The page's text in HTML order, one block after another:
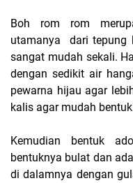
Boh rom rom
utamanya
dari tepung
sangat mudah sekali.
dengan sedikit air
pewarna hijau agar
kalis agar mudah
Kemudian bentuk
bentuknya bulat dan
di dalamnya dengan